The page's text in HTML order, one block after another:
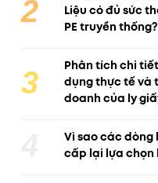
Liệu có đủ sức
PE truyền thống?
Phân tích chi
dụng thực tế và
doanh của ly
Vì sao các
cấp lại lựa chọn